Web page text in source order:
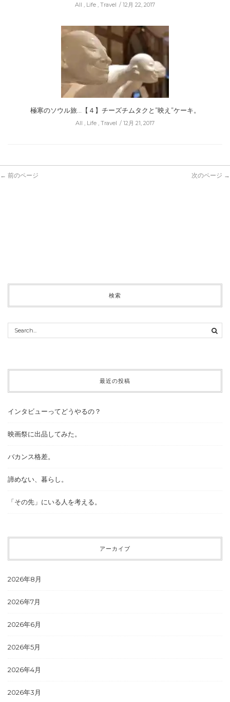
All , Life , Travel 12月 22, 2017
極寒のソウル旅…【４】チーズチムタクと”映え”ケーキ。
All , Life , Travel 12月 21, 2017
← 前のページ 次のページ →
検索
最近の投稿
インタビューってどうやるの？
映画祭に出品してみた。
バカンス格差。
諦めない、暮らし。
「その先」にいる人を考える。
アーカイブ
2026年8月
2026年7月
2026年6月
2026年5月
2026年4月
2026年3月